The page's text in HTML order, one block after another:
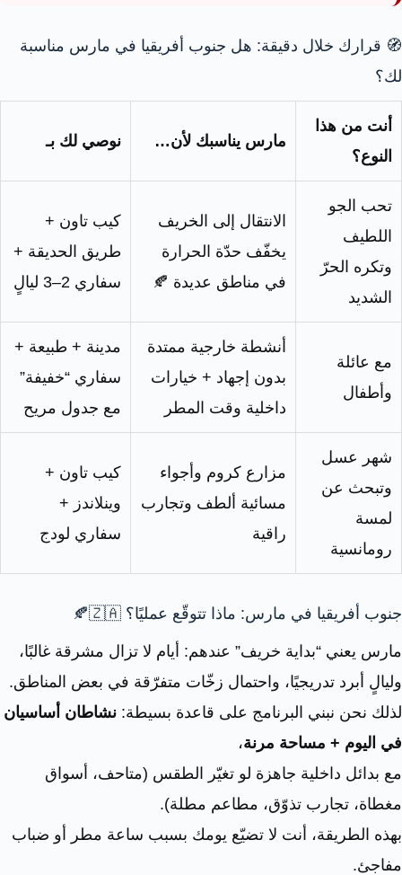
🧭 قرارك خلال دقيقة: هل جنوب أفريقيا في مارس مناسبة
لك؟
أنت من هذا
النوع؟
مارس يناسبك لأن… نوصي لك بـ
تحب الجو
اللطيف
وتكره الحرّ
الشديد
الانتقال إلى الخريف
يخفّف حدّة الحرارة
في مناطق عديدة 🍂
كيب تاون +
طريق الحديقة +
سفاري 2–3 ليالٍ
مع عائلة
وأطفال
أنشطة خارجية ممتدة
بدون إجهاد + خيارات
داخلية وقت المطر
مدينة + طبيعة +
سفاري “خفيفة”
مع جدول مريح
شهر عسل
وتبحث عن
لمسة
رومانسية
مزارع كروم وأجواء
مسائية ألطف وتجارب
راقية
كيب تاون +
وينلاندز +
سفاري لودج
جنوب أفريقيا في مارس: ماذا تتوقّع عمليًا؟ 🇿🇦🍂
مارس يعني “بداية خريف” عندهم: أيام لا تزال مشرقة غالبًا،
وليالٍ أبرد تدريجيًا، واحتمال زخّات متفرّقة في بعض المناطق.
لذلك نحن نبني البرنامج على قاعدة بسيطة: نشاطان أساسيان
في اليوم + مساحة مرنة،
مع بدائل داخلية جاهزة لو تغيّر الطقس (متاحف، أسواق
مغطاة، تجارب تذوّق، مطاعم مطلة).
بهذه الطريقة، أنت لا تضيّع يومك بسبب ساعة مطر أو ضباب
مفاجئ.